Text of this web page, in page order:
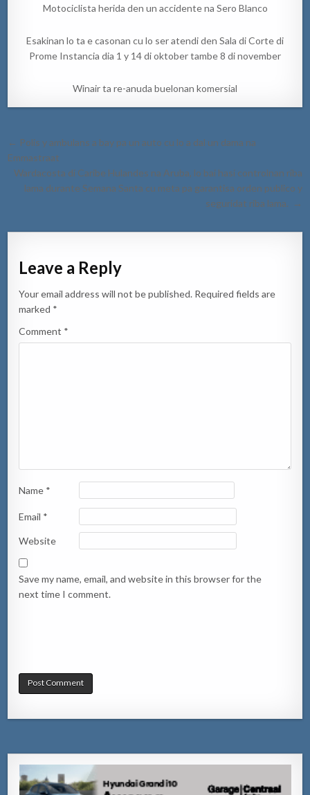
Motociclista herida den un accidente na Sero Blanco
Esakinan lo ta e casonan cu lo ser atendi den Sala di Corte di
Prome Instancia dia 1 y 14 di oktober tambe 8 di november
Winair ta re-anuda buelonan komersial
Post
navigation
← Polis y ambulans a bay pa un auto cu lo a dal un dama na
Emmastraat
Wardacosta di Caribe Hulandes na Aruba, lo bai hasi controlnan riba
lama durante Semana Santa cu meta pa garantisa orden publico y
seguridat riba lama. →
Leave a Reply
Your email address will not be published. Required fields are
marked *
Comment *
Name *
Email *
Website
Save my name, email, and website in this browser for the
next time I comment.